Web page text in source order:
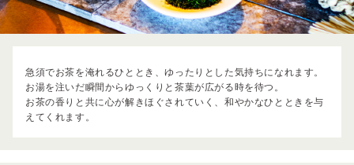
急須でお茶を淹れるひととき、ゆったりとした気持ちになれます。
お湯を注いだ瞬間からゆっくりと茶葉が広がる時を待つ。
お茶の香りと共に心が解きほぐされていく、和やかなひとときを与
えてくれます。